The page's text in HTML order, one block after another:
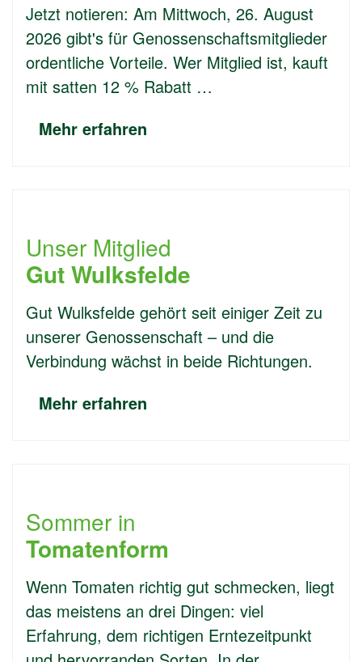
Jetzt notieren: Am Mittwoch, 26. August
2026 gibt's für Genossenschaftsmitglieder
ordentliche Vorteile. Wer Mitglied ist, kauft
mit satten 12 % Rabatt …
Mehr erfahren
Unser Mitglied
Gut Wulksfelde
Gut Wulksfelde gehört seit einiger Zeit zu
unserer Genossenschaft – und die
Verbindung wächst in beide Richtungen.
Mehr erfahren
Sommer in
Tomatenform
Wenn Tomaten richtig gut schmecken, liegt
das meistens an drei Dingen: viel
Erfahrung, dem richtigen Erntezeitpunkt